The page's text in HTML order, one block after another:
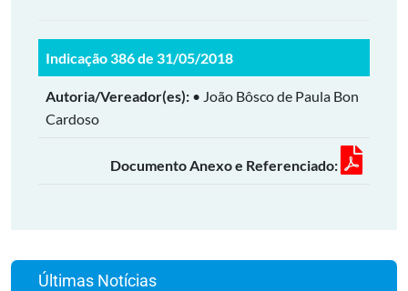
Indicação 386 de 31/05/2018
Autoria/Vereador(es): • João Bôsco de Paula Bon
Cardoso
Documento Anexo e Referenciado:
Últimas Notícias